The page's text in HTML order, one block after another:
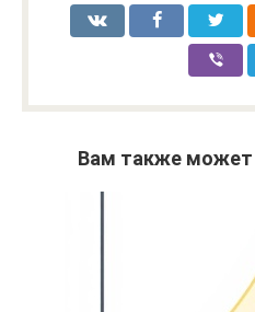
Вам также может